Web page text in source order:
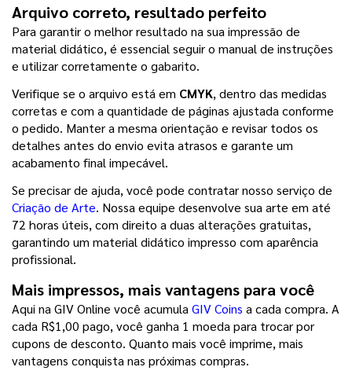
Arquivo correto, resultado perfeito
Para garantir o melhor resultado na sua impressão de
material didático, é essencial seguir o manual de instruções
e utilizar corretamente o gabarito.
Verifique se o arquivo está em CMYK, dentro das medidas
corretas e com a quantidade de páginas ajustada conforme
o pedido. Manter a mesma orientação e revisar todos os
detalhes antes do envio evita atrasos e garante um
acabamento final impecável.
Criação de Arte. Nossa equipe desenvolve sua arte em até
72 horas úteis, com direito a duas alterações gratuitas,
garantindo um material didático impresso com aparência
profissional.
Mais impressos, mais vantagens para você
Aqui na GIV Online você acumula GIV Coins a cada compra. A
cada R$1,00 pago, você ganha 1 moeda para trocar por
cupons de desconto. Quanto mais você imprime, mais
vantagens conquista nas próximas compras.